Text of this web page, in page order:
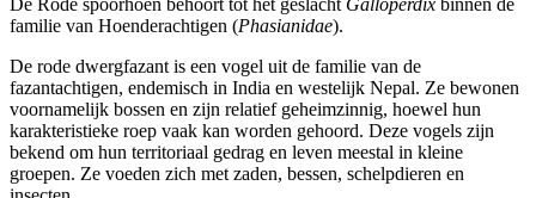
De Rode spoorhoen behoort tot het geslacht Galloperdix binnen de
familie van Hoenderachtigen (Phasianidae).
De rode dwergfazant is een vogel uit de familie van de
fazantachtigen, endemisch in India en westelijk Nepal. Ze bewonen
voornamelijk bossen en zijn relatief geheimzinnig, hoewel hun
karakteristieke roep vaak kan worden gehoord. Deze vogels zijn
bekend om hun territoriaal gedrag en leven meestal in kleine
groepen. Ze voeden zich met zaden, bessen, schelpdieren en